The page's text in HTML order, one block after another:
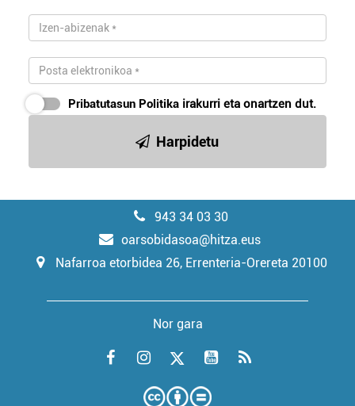
Pribatutasun Politika irakurri eta onartzen dut.
Harpidetu
943 34 03 30
oarsobidasoa@hitza.eus
Nafarroa etorbidea 26, Errenteria-Orereta 20100
Nor gara